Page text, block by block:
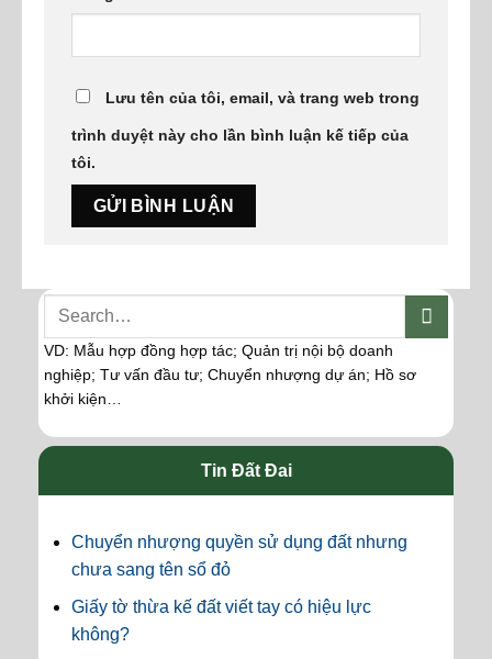
Lưu tên của tôi, email, và trang web trong
trình duyệt này cho lần bình luận kế tiếp của
tôi.
VD: Mẫu hợp đồng hợp tác; Quản trị nội bộ doanh
nghiệp; Tư vấn đầu tư; Chuyển nhượng dự án; Hồ sơ
khởi kiện…
Tin Đất Đai
Chuyển nhượng quyền sử dụng đất nhưng
chưa sang tên sổ đỏ
Giấy tờ thừa kế đất viết tay có hiệu lực
không?